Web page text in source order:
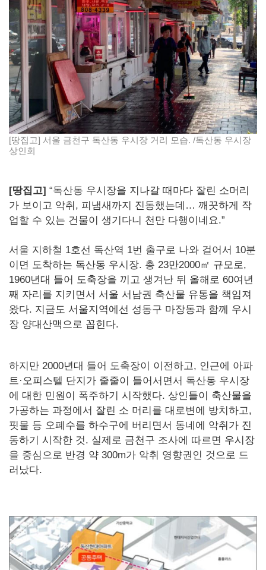
[땅집고] 서울 금천구 독산동 우시장 거리 모습. /독산동 우시장
상인회
[땅집고] “독산동 우시장을 지나갈 때마다 잘린 소머리
가 보이고 악취, 피냄새까지 진동했는데… 깨끗하게 작
업할 수 있는 건물이 생기다니 천만 다행이네요.”
서울 지하철 1호선 독산역 1번 출구로 나와 걸어서 10분
이면 도착하는 독산동 우시장. 총 23만2000㎡ 규모로,
1960년대 들어 도축장을 끼고 생겨난 뒤 올해로 60여년
째 자리를 지키면서 서울 서남권 축산물 유통을 책임져
왔다. 지금도 서울지역에선 성동구 마장동과 함께 우시
장 양대산맥으로 꼽힌다.
하지만 2000년대 들어 도축장이 이전하고, 인근에 아파
트·오피스텔 단지가 줄줄이 들어서면서 독산동 우시장
에 대한 민원이 폭주하기 시작했다. 상인들이 축산물을
가공하는 과정에서 잘린 소 머리를 대로변에 방치하고,
핏물 등 오폐수를 하수구에 버리면서 동네에 악취가 진
동하기 시작한 것. 실제로 금천구 조사에 따르면 우시장
을 중심으로 반경 약 300m가 악취 영향권인 것으로 드
러났다.